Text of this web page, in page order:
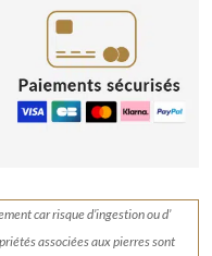
car risque d’ingestion ou d’
associées aux pierres sont